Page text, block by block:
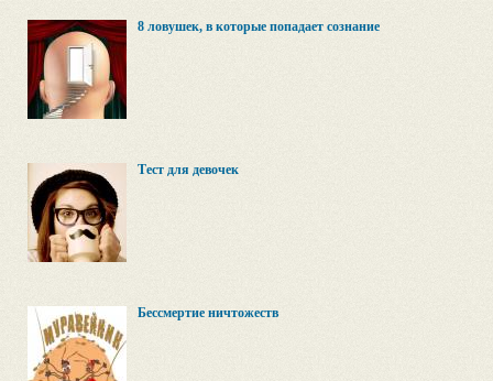
8 ловушек, в которые попадает сознание
Тест для девочек
Бессмертие ничтожеств